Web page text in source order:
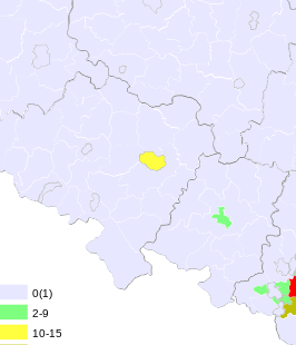
0(1)
2-9
10-15